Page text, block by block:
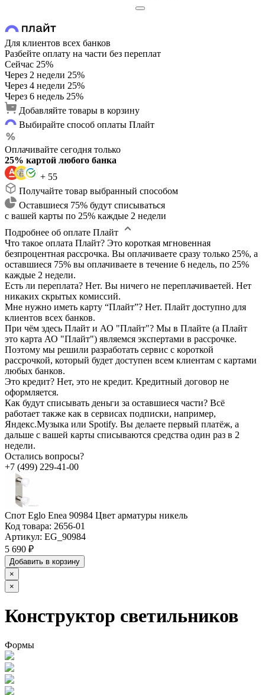
Для клиентов всех банков
Разбейте оплату на части без переплат
Сейчас 25%
Через 2 недели 25%
Через 4 недели 25%
Через 6 недель 25%
Добавляйте товары в корзину
Выбирайте способ оплаты Плайт
Оплачивайте сегодня только
25% картой любого банка
+ 55
Получайте товар выбранный способом
Оставшиеся 75% будут списываться
с вашей карты по 25% каждые 2 недели
Подробнее об оплате Плайт
Что такое оплата Плайт? Это короткая мгновенная
безпроцентная рассрочка. Вы оплачиваете сразу только 25%, а
оставшиеся 75% вы оплачиваете в течение 6 недель, по 25%
каждые 2 недели.
Есть ли переплата? Нет. Вы ничего не переплачиваетей. Нет
никаких скрытых комиссий.
Мне нужно иметь карту “Плайт”? Нет. Плайт доступно для
клиентов всех банков.
При чём здесь Плайт и АО "Плайт"? Мы в Плайте (а Плайт
это карта АО "Плайт") являемся экспертами в рассрочке.
Поэтому мы решили разработать сервис с короткой
рассрочкой, который будет доступен всем клиентам с картами
любых банков.
Это кредит? Нет, это не кредит. Кредитный договор не
оформляется.
Как будут списывать деньги за оставшиеся части? Всё
работает также как в сервисах подписки, например,
Яндекс.Музыка или Spotify. Вы делаете первый платёж, а
дальше с вашей карты списываются средства один раз в 2
недели.
Остались вопросы?
+7 (499) 229-41-00
Спот Eglo Enea 90984 Цвет арматуры никель
Код товара: 2656-01
Артикул: EG_90984
5 690 ₽
Добавить в корзину
×
×
Конструктор светильников
Формы